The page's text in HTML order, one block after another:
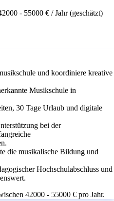
- 55000 € / Jahr (geschätzt)
und koordiniere kreative
Musikschule in
30 Tage Urlaub und digitale
bei der
die musikalische Bildung und
Hochschulabschluss und
42000 - 55000 € pro Jahr.